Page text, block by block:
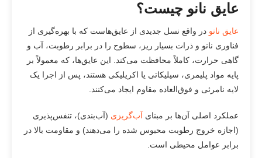
عایق نانو چیست؟
عایق نانو در واقع نسل جدیدی از عایق‌هاست که با بهره‌گیری از
فناوری نانو و ذرات بسیار ریز، سطوح را در برابر رطوبت، آب و
گاهی حرارت، کاملاً محافظت می‌کند. این عایق‌ها، که معمولاً بر
پایه مواد پلیمری، سیلیکاتی یا اکریلیکی هستند، پس از اجرا یک
لایه نامرئی و فوق‌العاده مقاوم ایجاد می‌کنند.
عملکرد اصلی آن‌ها بر مبنای آب‌گریزی (آب‌بندی)، تنفس‌پذیری
(اجازه خروج رطوبت محبوس شده را می‌دهند) و مقاومت بالا در
برابر عوامل محیطی است.